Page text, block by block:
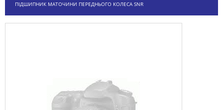
ПІДШИПНИК МАТОЧИНИ ПЕРЕДНЬОГО КОЛЕСА SNR